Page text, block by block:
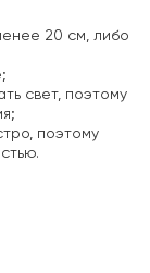
20 см, либо
свет, поэтому
поэтому